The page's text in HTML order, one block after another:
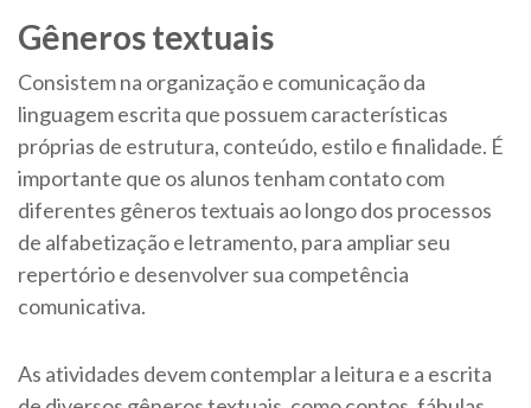
Gêneros textuais
Consistem na organização e comunicação da
linguagem escrita que possuem características
próprias de estrutura, conteúdo, estilo e finalidade. É
importante que os alunos tenham contato com
diferentes gêneros textuais ao longo dos processos
de alfabetização e letramento, para ampliar seu
repertório e desenvolver sua competência
comunicativa.
As atividades devem contemplar a leitura e a escrita